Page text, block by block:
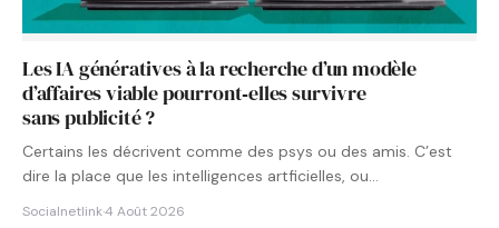
Les IA génératives à la recherche d’un modèle
d’affaires viable pourront‑elles survivre
sans publicité ?
Certains les décrivent comme des psys ou des amis. C’est
dire la place que les intelligences artficielles, ou…
Socialnetlink·4 Août 2026